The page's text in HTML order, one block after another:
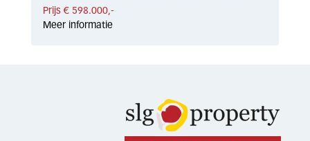
Prijs € 598.000,-
Meer informatie